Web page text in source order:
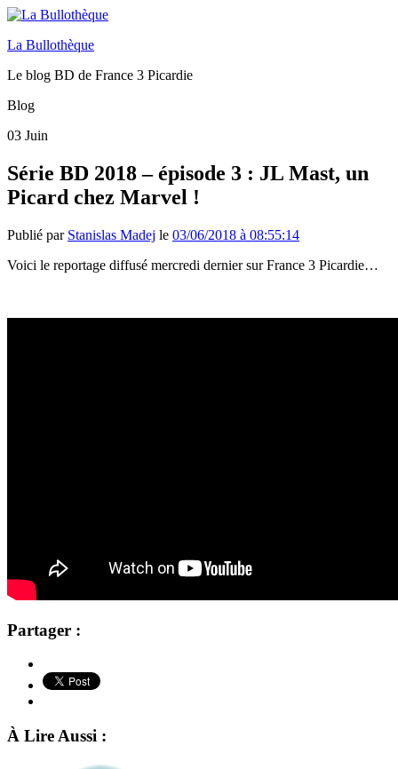
La Bullothèque
Le blog BD de France 3 Picardie
Blog
03 Juin
Série BD 2018 – épisode 3 : JL Mast, un
Picard chez Marvel !
Publié par Stanislas Madej le 03/06/2018 à 08:55:14
Voici le reportage diffusé mercredi dernier sur France 3 Picardie…
Partager :
À Lire Aussi :